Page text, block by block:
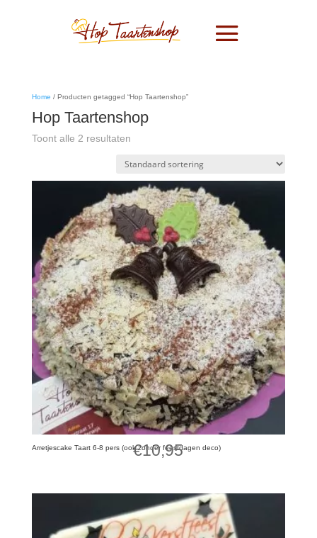
Home / Producten getagged “Hop Taartenshop”
Hop Taartenshop
Toont alle 2 resultaten
Arretjescake Taart 6-8 pers (ook zonder feestdagen deco)
€10,95